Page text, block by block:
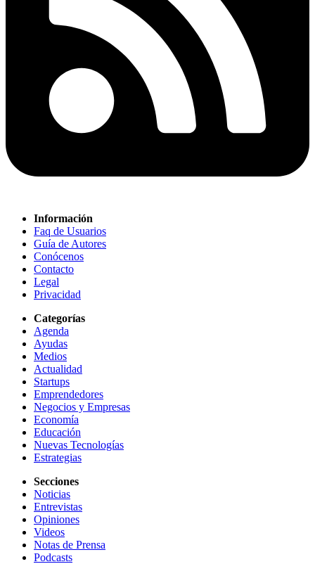
Información
Faq de Usuarios
Guía de Autores
Conócenos
Contacto
Legal
Privacidad
Categorías
Agenda
Ayudas
Medios
Actualidad
Startups
Emprendedores
Negocios y Empresas
Economía
Educación
Nuevas Tecnologías
Estrategias
Secciones
Noticias
Entrevistas
Opiniones
Videos
Notas de Prensa
Podcasts